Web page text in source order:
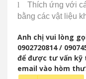
l
Thích ứng với
bằng các vật liệu
Anh chị vui lòng
0902720814 /
để được tư vấn kỹ
email vào hòm